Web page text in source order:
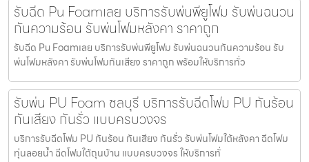
รับฉีด Pu Foamเลย บริการรับพ่นพียูโฟม รับพ่นฉนวน
กันความร้อน รับพ่นโฟมหลังคา ราคาถูก
รับฉีด Pu Foamเลย บริการรับพ่นพียูโฟม รับพ่นฉนวนกันความร้อน รับ
พ่นโฟมหลังคา รับพ่นโฟมกันเสียง ราคาถูก พร้อมให้บริการทั่ว
รับพ่น PU Foam ชลบุรี บริการรับฉีดโฟม PU กันร้อน
กันเสียง กันรั่ว แบบครบวงจร
บริการรับฉีดโฟม PU กันร้อน กันเสียง กันรั่ว รับพ่นโฟมใต้หลังคา ฉีดโฟม
ทุ่นลอยน้ำ ฉีดโฟมใต้ถุนบ้าน แบบครบวงจร ให้บริการทั่